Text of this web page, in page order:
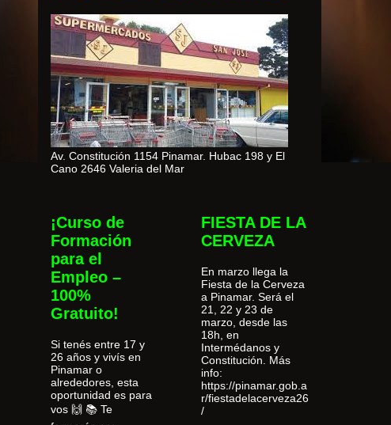
Av. Constitución 1154 Pinamar. Hubac 198 y El
Cano 2646 Valeria del Mar
¡Curso de
Formación
para el
Empleo –
100%
Gratuito!
Si tenés entre 17 y
26 años y vivís en
Pinamar o
alrededores, esta
oportunidad es para
vos 🙌 📚 Te
FIESTA DE LA
CERVEZA
En marzo llega la
Fiesta de la Cerveza
a Pinamar. Será el
21, 22 y 23 de
marzo, desde las
18h, en
Intermédanos y
Constitución. Más
info:
https://pinamar.gob.a
r/fiestadelacerveza26
/